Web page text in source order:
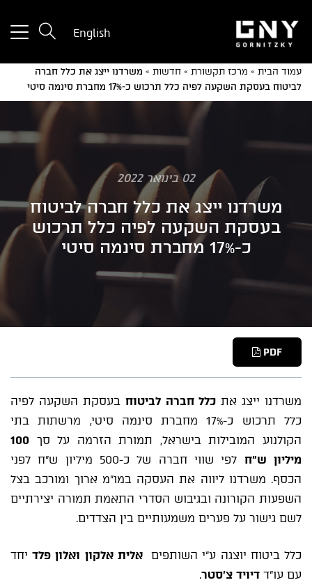
English
עמוד הבית » מרכז תקשורת » חדשות » משרדנו ייצג את כלל חברה
לביטוח בעסקת השקעה לפיה כלל תרכוש כ-17% מחברת סינמה סיטי
02 בינואר 2022
משרדנו ייצג את כלל חברה לביטוח
בעסקת השקעה לפיה כלל תרכוש
כ-17% מחברת סינמה סיטי
PDF
משרדנו ייצג אתכלל חברה לביטוח בעסקת השקעה לפיה
כלל תרכוש כ-17% מחברת סינמה סיטי, מרשתות בתי
הקולנוע המובילות בישראל, תמורת הזרמה על סך 100
מיליון ש"ח
לפי שווי חברה של כ-500 מיליון ש"ח לפני
הכסף. משרדנו ליווה את העסקה במו"מ ארוך ומורכב בצל
השפעות הקורונה ובגיבוש הסדרי התאמת תמורה יצירתיים
לשם גישור על פערים משמעותיים בין הצדדים.
כלל ביטוח יוצגה ע"י השותפיםאלית אלקון ואלון פלדיחד
עם עו"ד דיויד צ'סטר.